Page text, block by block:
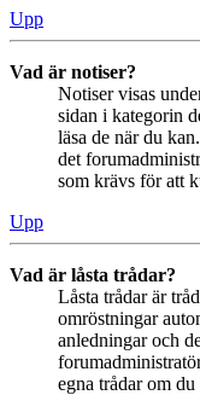
Upp
Vad är notiser?
Notiser visas
sidan i kategorin
läsa de när du
det
som krävs för att
Upp
Vad är låsta trådar?
Låsta trådar är
omröstningar
anledningar och
egna trådar om